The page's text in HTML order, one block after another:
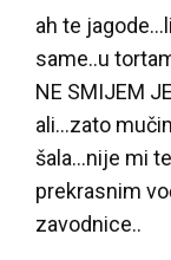
ah te
same..u
NE SMIJEM
ali…zato
šala…nije mi
prekrasnim
zavodnice..